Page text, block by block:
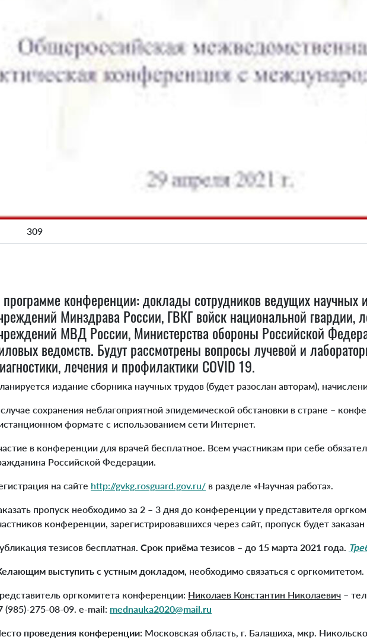
309
конференции: доклады сотрудников ведущих научных
Минздрава России, ГВКГ войск национальной гвардии,
МВД России, Министерства обороны Российской
ведомств. Будут рассмотрены вопросы лучевой и
лечения и профилактики COVID 19.
издание сборника научных трудов (будет разослан авторам),
сохранения неблагоприятной эпидемической обстановки в стране –
формате с использованием сети Интернет.
в конференции для врачей бесплатное. Всем участникам при себе
Российской Федерации.
на сайте http://gvkg.rosguard.gov.ru/ в разделе «Научная работа».
пропуск необходимо за 2 – 3 дня до конференции у представителя
конференции, зарегистрировавшихся через сайт, пропуск будет
тезисов бесплатная. Срок приёма тезисов – до 15 марта 2021 года.
выступить с устным докладом, необходимо связаться с оргкомитетом.
оргкомитета конференции: Николаев Константин Николаевич –
(985)-275-08-09. e-mail: mednauka2020@mail.ru
проведения конференции: Московская область, г. Балашиха, мкр.